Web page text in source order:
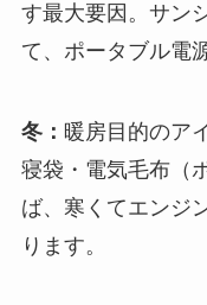
す最大要因。サン
て、ポータブル電
冬： 暖房目的のア
寝袋・電気毛布（
ば、寒くてエンジ
ります。